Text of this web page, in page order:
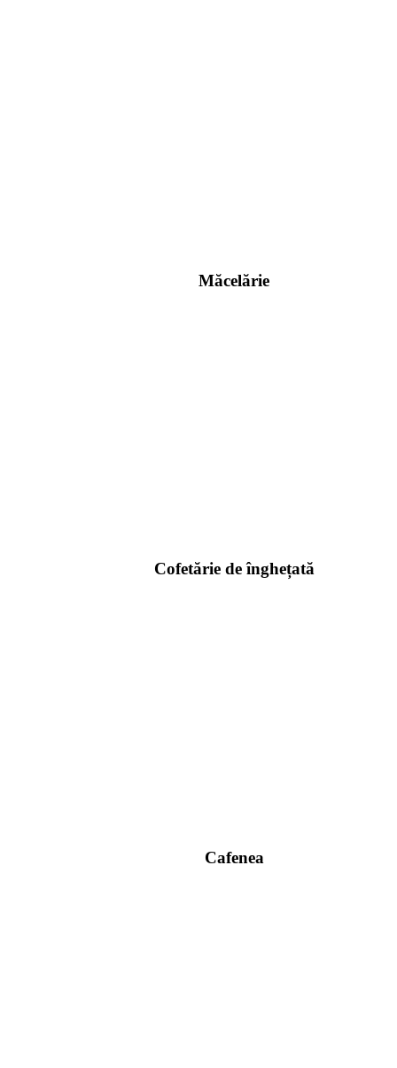
Măcelărie
Cofetărie de înghețată
Cafenea